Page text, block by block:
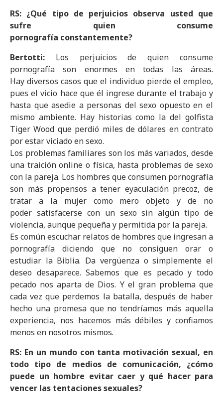
RS: ¿Qué tipo de perjuicios observa usted que
sufre quien consume
pornografía constantemente?
Bertotti: Los perjuicios de quien consume
pornografía son enormes en todas las áreas.
Hay diversos casos que el individuo pierde el empleo,
pues el vicio hace que él ingrese durante el trabajo y
hasta que asedie a personas del sexo opuesto en el
mismo ambiente. Hay historias como la del golfista
Tiger Wood que perdió miles de dólares en contrato
por estar viciado en sexo.
Los problemas familiares son los más variados, desde
una traición online o física, hasta problemas de sexo
con la pareja. Los hombres que consumen pornografía
son más propensos a tener eyaculación precoz, de
tratar a la mujer como mero objeto y de no
poder satisfacerse con un sexo sin algún tipo de
violencia, aunque pequeña y permitida por la pareja.
Es común escuchar relatos de hombres que ingresan a
pornografía diciendo que no consiguen orar o
estudiar la Biblia. Da vergüenza o simplemente el
deseo desaparece. Sabemos que es pecado y todo
pecado nos aparta de Dios. Y el gran problema que
cada vez que perdemos la batalla, después de haber
hecho una promesa que no tendríamos más aquella
experiencia, nos hacemos más débiles y confiamos
menos en nosotros mismos.
RS: En un mundo con tanta motivación sexual, en
todo tipo de medios de comunicación, ¿cómo
puede un hombre evitar caer y qué hacer para
vencer las tentaciones sexuales?